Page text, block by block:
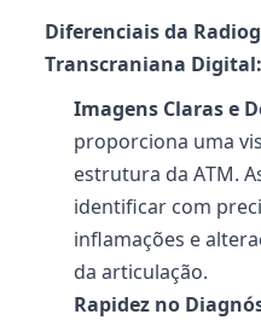
Diferenciais da
Transcraniana Digital:
Imagens Claras e
proporciona uma
estrutura da ATM.
identificar com
inflamações e
da articulação.
Rapidez no